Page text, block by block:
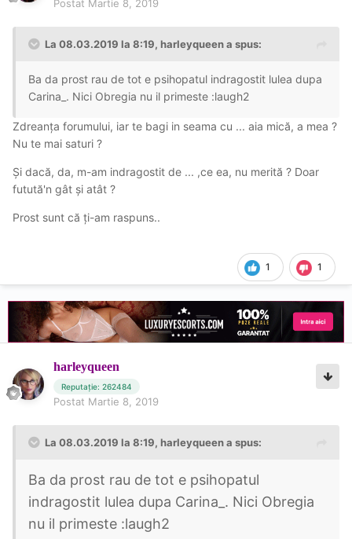
Postat Martie 8, 2019
La 08.03.2019 la 8:19, harleyqueen a spus:
Ba da prost rau de tot e psihopatul indragostit lulea dupa
Carina_. Nici Obregia nu il primeste :laugh2
Zdreanța forumului, iar te bagi in seama cu ... aia mică, a mea ?
Nu te mai saturi ?
Şi dacă, da, m-am indragostit de ... ,ce ea, nu merită ? Doar
futută'n gât şi atât ?
Prost sunt că ți-am raspuns..
1 1
harleyqueen
Reputație: 262484
Postat Martie 8, 2019
La 08.03.2019 la 8:19, harleyqueen a spus:
Ba da prost rau de tot e psihopatul
indragostit lulea dupa Carina_. Nici Obregia
nu il primeste :laugh2